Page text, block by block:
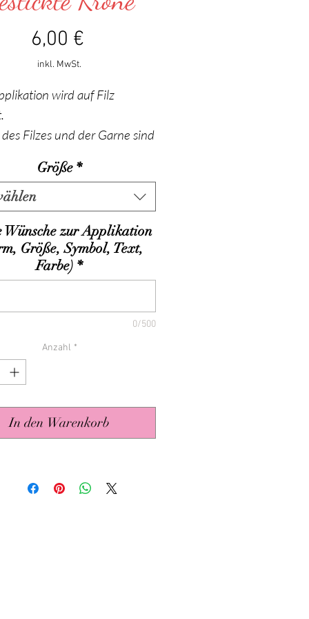
6,00 €
inkl. MwSt.
wird auf Filz
Filzes und der Garne sind
und des Textes (Name,
Symbol) ; bei sehr langen
kann die Applikation um
größer werden.
Formen und Symbole sind
Grössen möglich.
sind nur Beispiele!
und/oder dem Austausch
Größe *
Wünsche zur Applikation
Größe, Symbol, Text,
Farbe) *
0/500
Anzahl *
In den Warenkorb